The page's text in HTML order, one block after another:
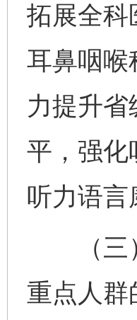
拓展全科
耳鼻咽喉
力提升
平，强化
听力语言
（三）
重点人群